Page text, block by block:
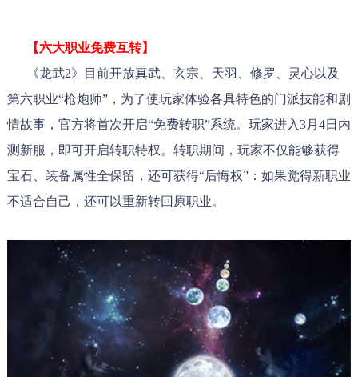
【六大职业免费互转】
《龙武2》目前开放真武、玄宗、天羽、修罗、灵心以及
第六职业“枪炮师”，为了使玩家体验各具特色的门派技能和剧
情故事，官方将首次开启“免费转职”系统。玩家进入3月4日内
测新服，即可开启转职特权。转职期间，玩家不仅能够获得
宝石、装备属性全保留，还可获得“后悔权”：如果觉得新职业
不适合自己，还可以重新转回原职业。